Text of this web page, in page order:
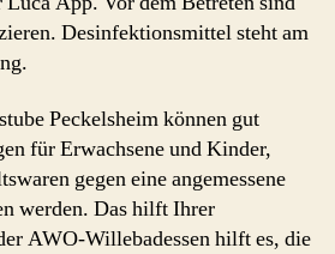
Desinfektionsmittel steht am
Peckelsheim können gut
für Erwachsene und Kinder,
gegen eine angemessene
werden. Das hilft Ihrer
AWO-Willebadessen hilft es, die